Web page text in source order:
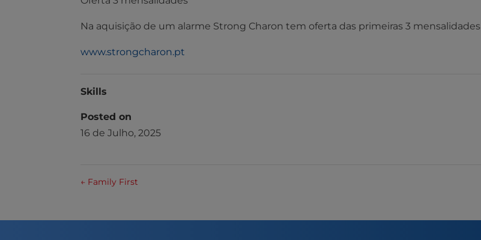
Na aquisição de um alarme Strong Charon tem oferta das primeiras 3 mensalidades
www.strongcharon.pt
Skills
Posted on
16 de Julho, 2025
← Family First